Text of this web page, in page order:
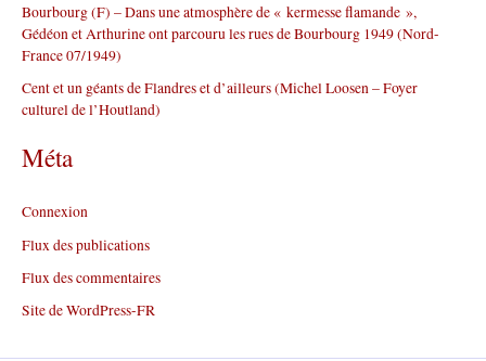
Bourbourg (F) – Dans une atmosphère de « kermesse flamande »,
Gédéon et Arthurine ont parcouru les rues de Bourbourg 1949 (Nord-
France 07/1949)
Cent et un géants de Flandres et d’ailleurs (Michel Loosen – Foyer
culturel de l’Houtland)
Méta
Connexion
Flux des publications
Flux des commentaires
Site de WordPress-FR